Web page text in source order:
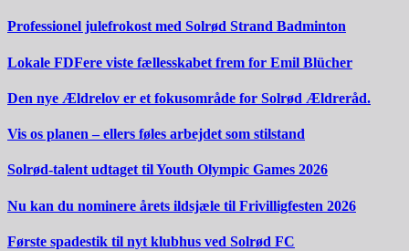
Professionel julefrokost med Solrød Strand Badminton
Lokale FDFere viste fællesskabet frem for Emil Blücher
Den nye Ældrelov er et fokusområde for Solrød Ældreråd.
Vis os planen – ellers føles arbejdet som stilstand
Solrød-talent udtaget til Youth Olympic Games 2026
Nu kan du nominere årets ildsjæle til Frivilligfesten 2026
Første spadestik til nyt klubhus ved Solrød FC